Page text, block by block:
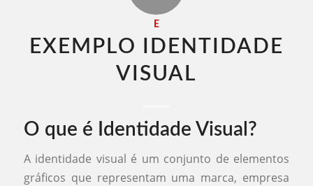
E
EXEMPLO IDENTIDADE
VISUAL​
O que é Identidade Visual?
A identidade visual é um conjunto de elementos
gráficos que representam uma marca, empresa